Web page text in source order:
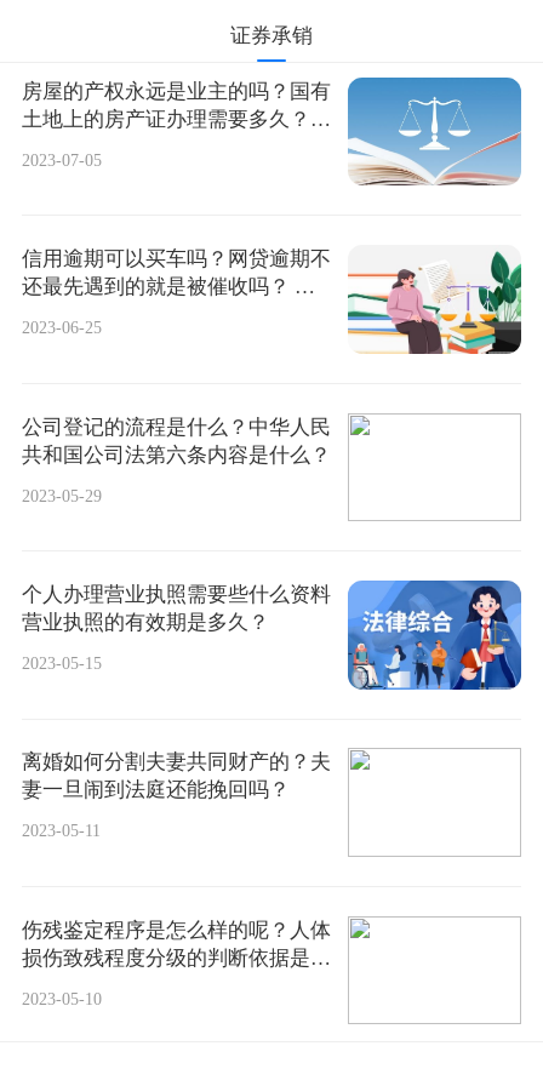
证券承销
房屋的产权永远是业主的吗？国有
土地上的房产证办理需要多久？
2023-07-05
信用逾期可以买车吗？网贷逾期不
还最先遇到的就是被催收吗？ 当
2023-06-25
公司登记的流程是什么？中华人民
共和国公司法第六条内容是什么？
2023-05-29
个人办理营业执照需要些什么资料
营业执照的有效期是多久？
2023-05-15
离婚如何分割夫妻共同财产的？夫
妻一旦闹到法庭还能挽回吗？
2023-05-11
伤残鉴定程序是怎么样的呢？人体
损伤致残程度分级的判断依据是怎
2023-05-10